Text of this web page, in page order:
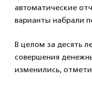
автоматические
варианты набрали
В целом за десять
совершения
изменились,